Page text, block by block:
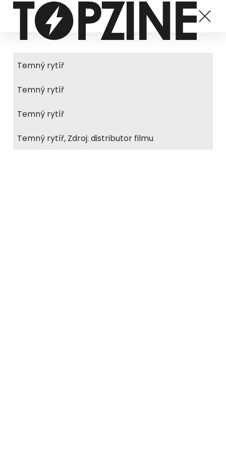
Temný rytíř
Temný rytíř
Temný rytíř
Temný rytíř, Zdroj: distributor filmu